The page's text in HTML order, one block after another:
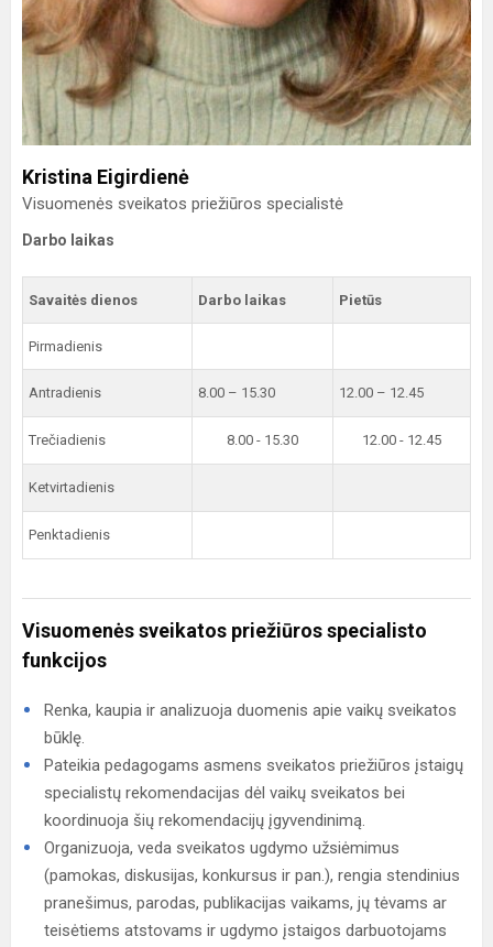
Kristina Eigirdienė
Visuomenės sveikatos priežiūros specialistė
Darbo laikas
Savaitės dienos Darbo laikas Pietūs
Pirmadienis
Antradienis 8.00 – 15.30 12.00 – 12.45
Trečiadienis 8.00 - 15.30 12.00 - 12.45
Ketvirtadienis
Penktadienis
Visuomenės sveikatos priežiūros specialisto
funkcijos
Renka, kaupia ir analizuoja duomenis apie vaikų sveikatos
būklę.
Pateikia pedagogams asmens sveikatos priežiūros įstaigų
specialistų rekomendacijas dėl vaikų sveikatos bei
koordinuoja šių rekomendacijų įgyvendinimą.
Organizuoja, veda sveikatos ugdymo užsiėmimus
(pamokas, diskusijas, konkursus ir pan.), rengia stendinius
pranešimus, parodas, publikacijas vaikams, jų tėvams ar
teisėtiems atstovams ir ugdymo įstaigos darbuotojams